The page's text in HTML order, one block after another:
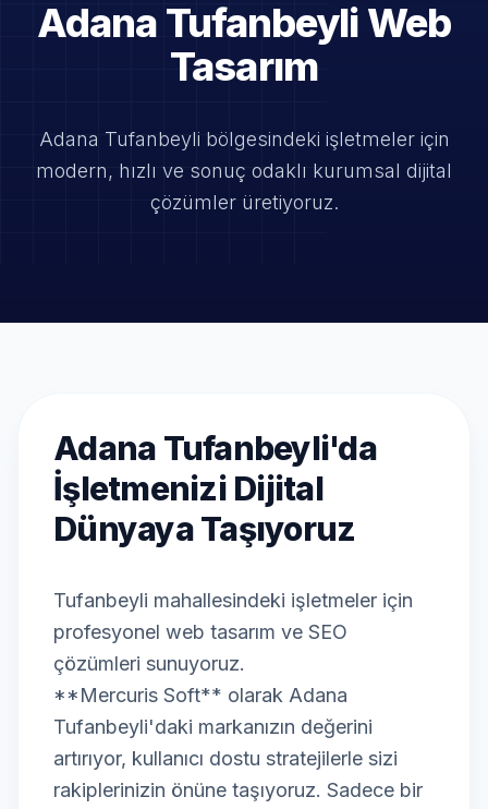
Adana Tufanbeyli Web
Tasarım
Adana Tufanbeyli bölgesindeki işletmeler için
modern, hızlı ve sonuç odaklı kurumsal dijital
çözümler üretiyoruz.
Adana Tufanbeyli'da
İşletmenizi Dijital
Dünyaya Taşıyoruz
Tufanbeyli mahallesindeki işletmeler için
profesyonel web tasarım ve SEO
çözümleri sunuyoruz.
**Mercuris Soft** olarak Adana
Tufanbeyli'daki markanızın değerini
artırıyor, kullanıcı dostu stratejilerle sizi
rakiplerinizin önüne taşıyoruz. Sadece bir